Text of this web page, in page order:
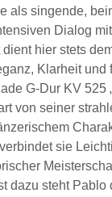
als singende,
Dialog
hier stets
Klarheit und
G-Dur KV 525
von seiner
sie
dazu steht Pablo